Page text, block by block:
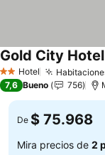
2 Estrellas
Hotel
Gold City Hotel
7,6 Bueno 756
De $ 75.968
Mira precios de 2